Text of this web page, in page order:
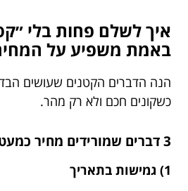
איך לשלם פחות בלי
באמת משפיע על
הנה הדברים הקטנים שעושים
כשקונים חכם ולא רק מהר.
3 דברים שמורידים מחיר כמעט תמיד
1) גמישות בתאריך